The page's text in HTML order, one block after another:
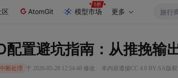
区 AtomGit 模型市场 更多
置避坑指南：从推挽输
中断处理 于 2026-05-28 12:54:48 修改 · 本内容遵循CC 4.0 BY-SA版